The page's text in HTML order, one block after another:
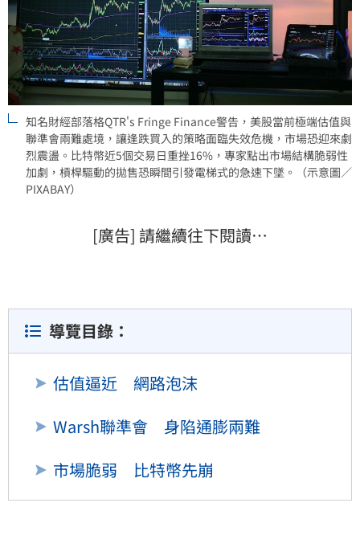
知名財經部落格QTR's Fringe Finance警告，美股當前極端估值與
聯準會兩難處境，讓逢跌買入的策略面臨失效危機，市場恐迎來劇
烈震盪。比特幣近5個交易日重挫16%，專家點出市場結構脆弱性
加劇，槓桿驅動的拋售恐瞬間引發電梯式的急速下墜。（示意圖／
PIXABAY）
[廣告] 請繼續往下閱讀…
導覽目錄：
估值逼近 網路泡沫
Warsh聯準會 身陷通膨兩難
市場脆弱 比特幣先崩